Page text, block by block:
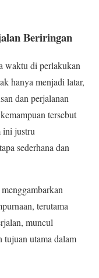
Beriringan
waktu di perlakukan
hanya menjadi latar,
dan perjalanan
tersebut
ini justru
sederhana dan
terutama
muncul
tujuan utama dalam